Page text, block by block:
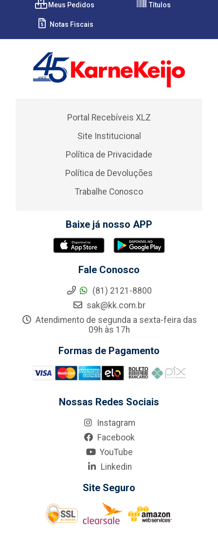
Meus Pedidos Títulos
Notas Fiscais
Portal Recebíveis XLZ
Site Institucional
Política de Privacidade
Política de Devoluções
Trabalhe Conosco
Baixe já nosso APP
Fale Conosco
(81) 2121-8800
sak@kk.com.br
Atendimento de segunda a sexta-feira das
09h às 17h
Formas de Pagamento
Nossas Redes Sociais
Instagram
Facebook
YouTube
Linkedin
Site Seguro